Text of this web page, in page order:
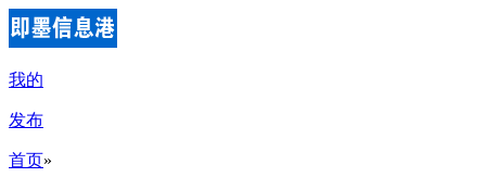
我的
发布
首页»